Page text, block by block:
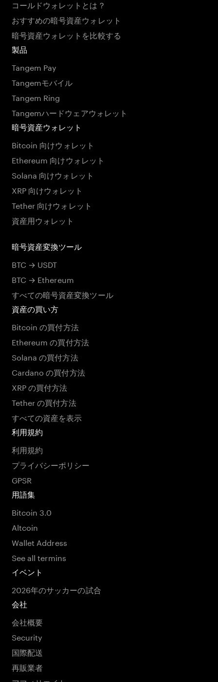
コールドウォレットとは？
おすすめの暗号資産ウォレット
暗号資産ウォレットを比較する
製品
Tangem Pay
Tangemモバイル
Tangem Ring
Tangemハードウェアウォレット
暗号資産ウォレット
Bitcoin 向けウォレット
Ethereum 向けウォレット
Solana 向けウォレット
XRP 向けウォレット
Tether 向けウォレット
資産用ウォレット
暗号資産変換ツール
BTC → USDT
BTC → Ethereum
すべての暗号資産変換ツール
資産の買い方
Bitcoin の買付方法
Ethereum の買付方法
Solana の買付方法
Cardano の買付方法
XRP の買付方法
Tether の買付方法
すべての資産を表示
利用規約
利用規約
プライバシーポリシー
GPSR
用語集
Bitcoin 3.0
Altcoin
Wallet Address
See all termins
イベント
2026年のサッカーの試合
会社
会社概要
Security
国際配送
再販業者